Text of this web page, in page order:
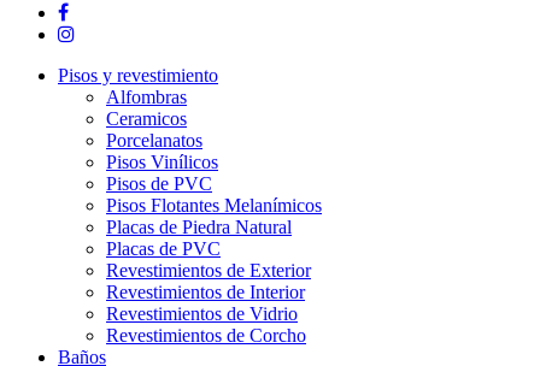
facebook
instagram
Close
Pisos y revestimiento
Alfombras
Ceramicos
Porcelanatos
Pisos Vinílicos
Pisos de PVC
Pisos Flotantes Melanímicos
Placas de Piedra Natural
Placas de PVC
Revestimientos de Exterior
Revestimientos de Interior
Revestimientos de Vidrio
Revestimientos de Corcho
Baños